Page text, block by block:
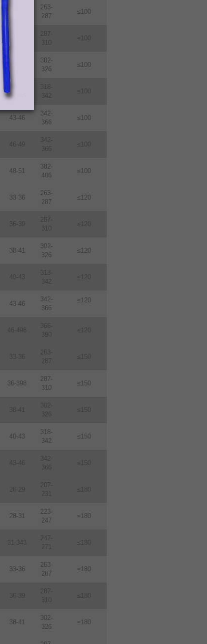
263-
287
≤100
287-
310
≤100
302-
326
≤100
40-43
318-
342
≤100
43-46
342-
366
≤100
46-49
342-
366
≤100
48-51
382-
406
≤100
33-36
263-
287
≤120
36-39
287-
310
≤120
38-41
302-
326
≤120
40-43
318-
342
≤120
43-46
342-
366
≤120
46-498
366-
390
≤120
33-36
263-
287
≤150
36-398
287-
310
≤150
38-41
302-
326
≤150
40-43
318-
342
≤150
43-46
342-
366
≤150
26-29
207-
231
≤180
28-31
223-
247
≤180
31-343
247-
271
≤180
33-36
263-
287
≤180
36-39
287-
310
≤180
38-41
302-
326
≤180